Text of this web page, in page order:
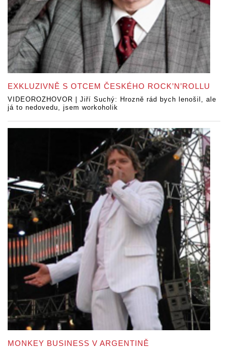
EXKLUZIVNĚ S OTCEM ČESKÉHO ROCK’N’ROLLU
VIDEOROZHOVOR | Jiří Suchý: Hrozně rád bych lenošil, ale
já to nedovedu, jsem workoholik
MONKEY BUSINESS V ARGENTINĚ